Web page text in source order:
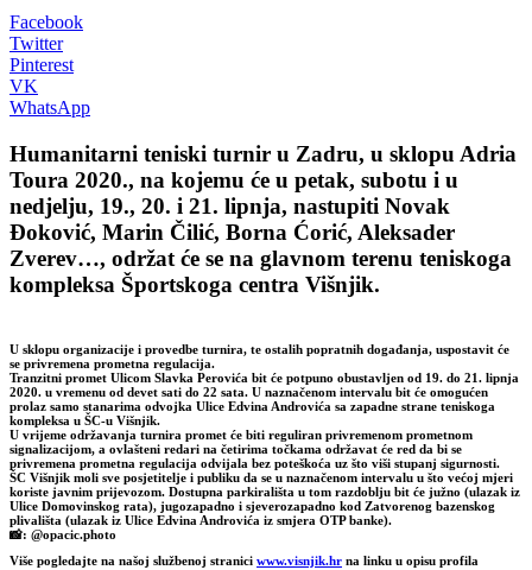
Facebook
Twitter
Pinterest
VK
WhatsApp
Humanitarni teniski turnir u Zadru, u sklopu Adria
Toura 2020., na kojemu će u petak, subotu i u
nedjelju, 19., 20. i 21. lipnja, nastupiti Novak
Đoković, Marin Čilić, Borna Ćorić, Aleksader
Zverev…, održat će se na glavnom terenu teniskoga
kompleksa Športskoga centra Višnjik.
U sklopu organizacije i provedbe turnira, te ostalih popratnih događanja, uspostavit će
se privremena prometna regulacija.
Tranzitni promet Ulicom Slavka Perovića bit će potpuno obustavljen od 19. do 21. lipnja
2020. u vremenu od devet sati do 22 sata. U naznačenom intervalu bit će omogućen
prolaz samo stanarima odvojka Ulice Edvina Androvića sa zapadne strane teniskoga
kompleksa u ŠC-u Višnjik.
U vrijeme održavanja turnira promet će biti reguliran privremenom prometnom
signalizacijom, a ovlašteni redari na četirima točkama održavat će red da bi se
privremena prometna regulacija odvijala bez poteškoća uz što viši stupanj sigurnosti.
ŠC Višnjik moli sve posjetitelje i publiku da se u naznačenom intervalu u što većoj mjeri
koriste javnim prijevozom. Dostupna parkirališta u tom razdoblju bit će južno (ulazak iz
Ulice Domovinskog rata), jugozapadno i sjeverozapadno kod Zatvorenog bazenskog
plivališta (ulazak iz Ulice Edvina Androvića iz smjera OTP banke).
📸: @opacic.photo
Više pogledajte na našoj službenoj stranici www.visnjik.hr na linku u opisu profila